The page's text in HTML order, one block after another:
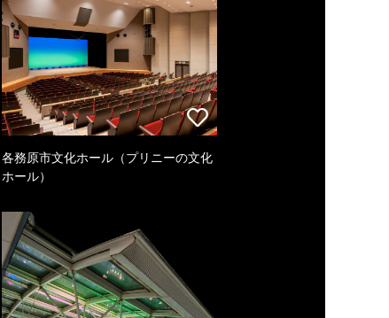
各務原市文化ホール（プリニーの文化
ホール）